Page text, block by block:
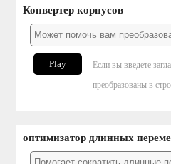
Конвертер корпусов
Play
Если вы введете
преобразованы в
оптимизатор длинных